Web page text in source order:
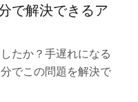
で解決できるア
たか？手遅れになる
でこの問題を解決で